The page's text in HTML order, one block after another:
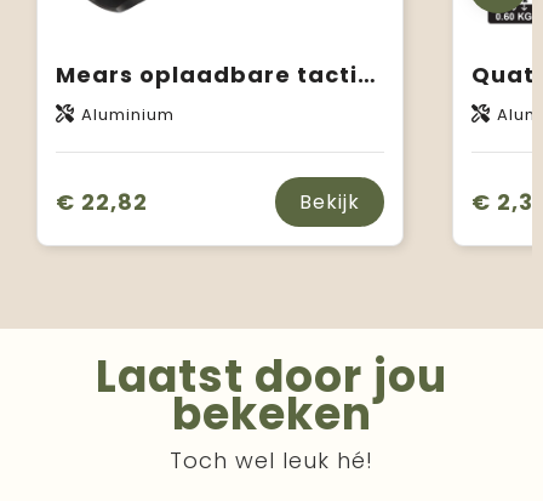
Mears oplaadbare tactische zaklamp van 5 W
Aluminium
€ 22,82 Bekijk €
Laatst door jou
bekeken
Toch wel leuk hé!